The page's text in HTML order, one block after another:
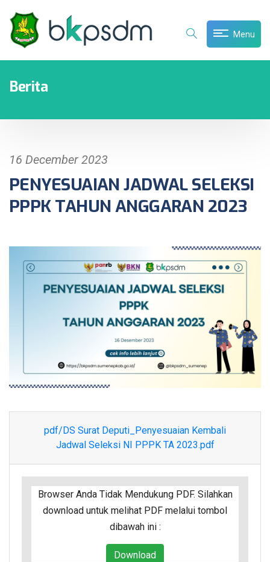
Menu
Berita
16 December 2023
PENYESUAIAN JADWAL SELEKSI
PPPK TAHUN ANGGARAN 2023
pdf/DS Surat Deputi_Penyesuaian Kembali
Jadwal Seleksi NI PPPK TA 2023.pdf
Browser Anda Tidak Mendukung PDF. Silahkan
download untuk melihat PDF melalui tombol
dibawah ini :
Download